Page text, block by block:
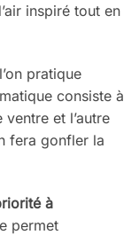
inspiré tout en
pratique
consiste à
et l’autre
fera gonfler la
à
permet